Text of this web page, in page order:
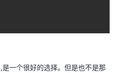
一个很好的选择。但是也不是那